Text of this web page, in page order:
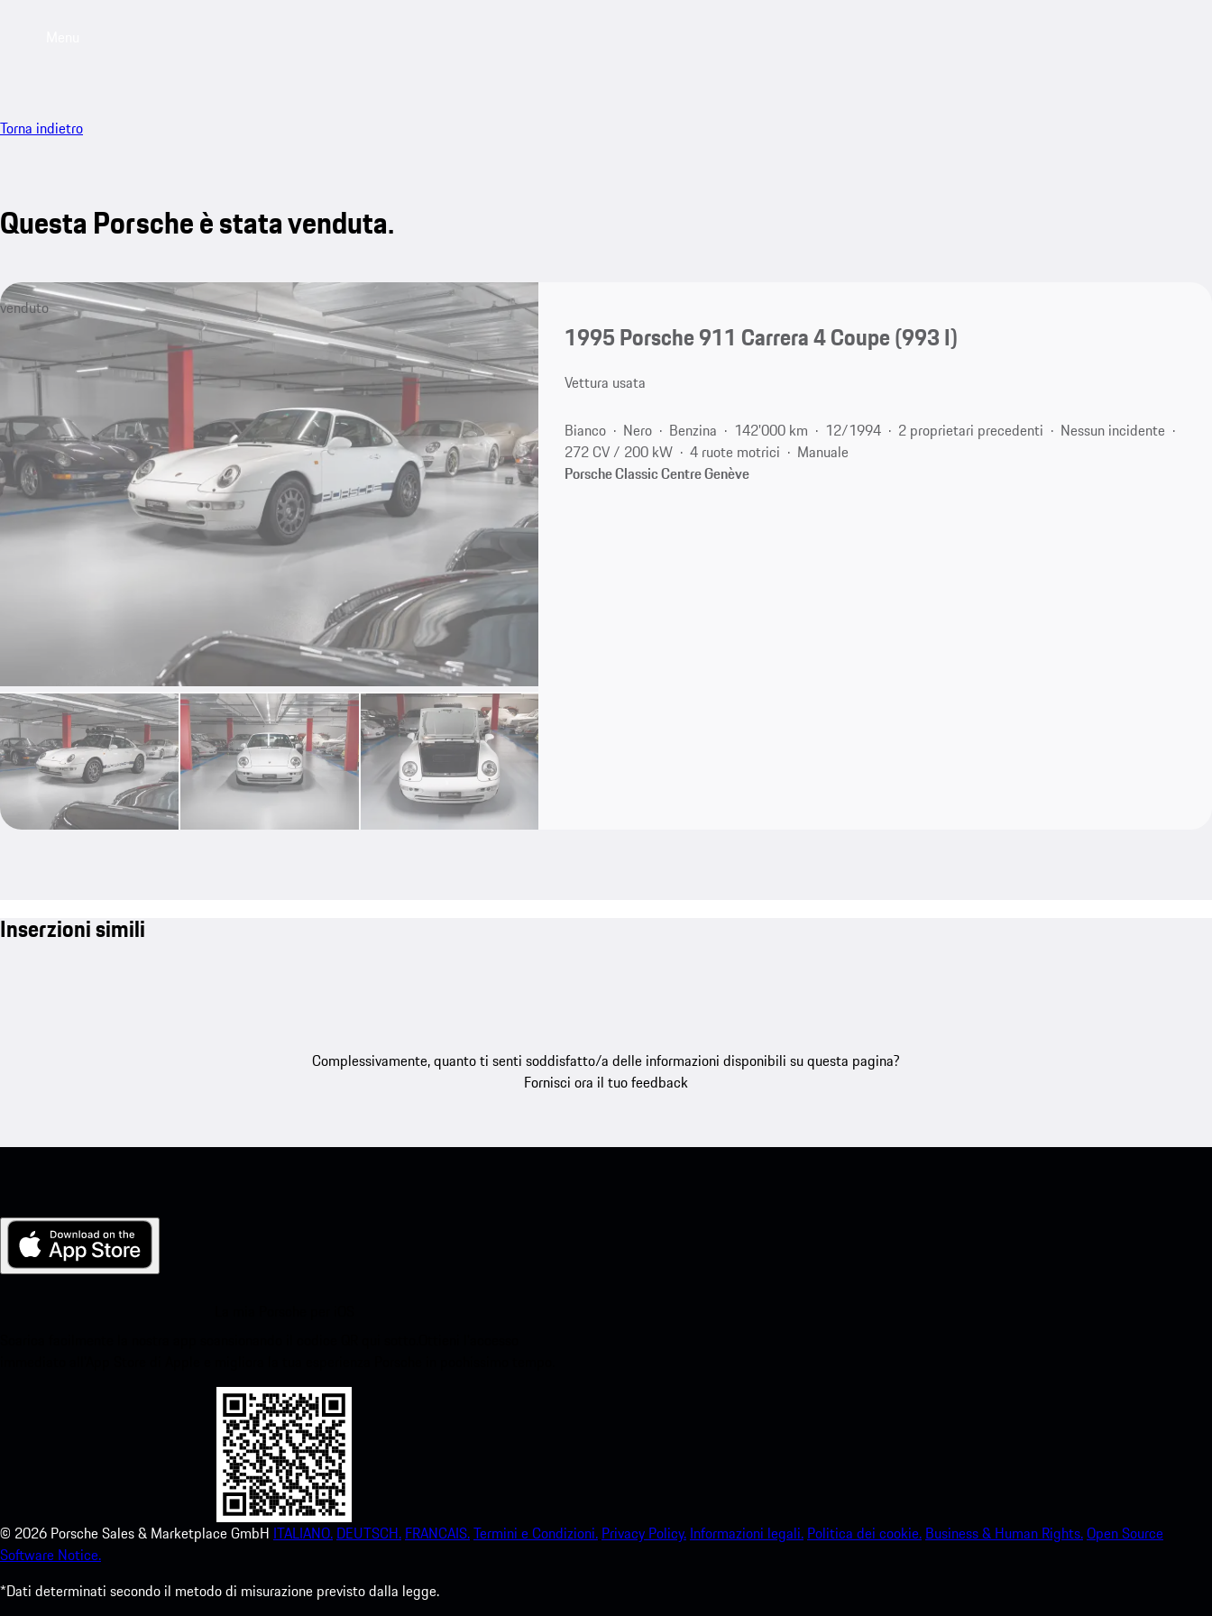
Torna indietro
Questa Porsche è stata venduta.
venduto
1995 Porsche 911 Carrera 4 Coupe(993 I)
Vettura usata
Bianco Nero Benzina 142'000 km 12/1994 2 proprietari precedenti
Nessun incidente
272 CV / 200 kW
4 ruote motrici
Manuale
Porsche Classic Centre Genève
Inserzioni simili
Complessivamente, quanto ti senti soddisfatto/a delle informazioni disponibili su questa pagina?
Fornisci ora il tuo feedback
© 2026 Porsche Sales & Marketplace GmbH ITALIANO. DEUTSCH. FRANCAIS.Termini e Condizioni. Privacy Policy. Informazioni legali. Politica dei cookie. Business & Human Rights.Open Source
Software Notice.
*Dati determinati secondo il metodo di misurazione previsto dalla legge.